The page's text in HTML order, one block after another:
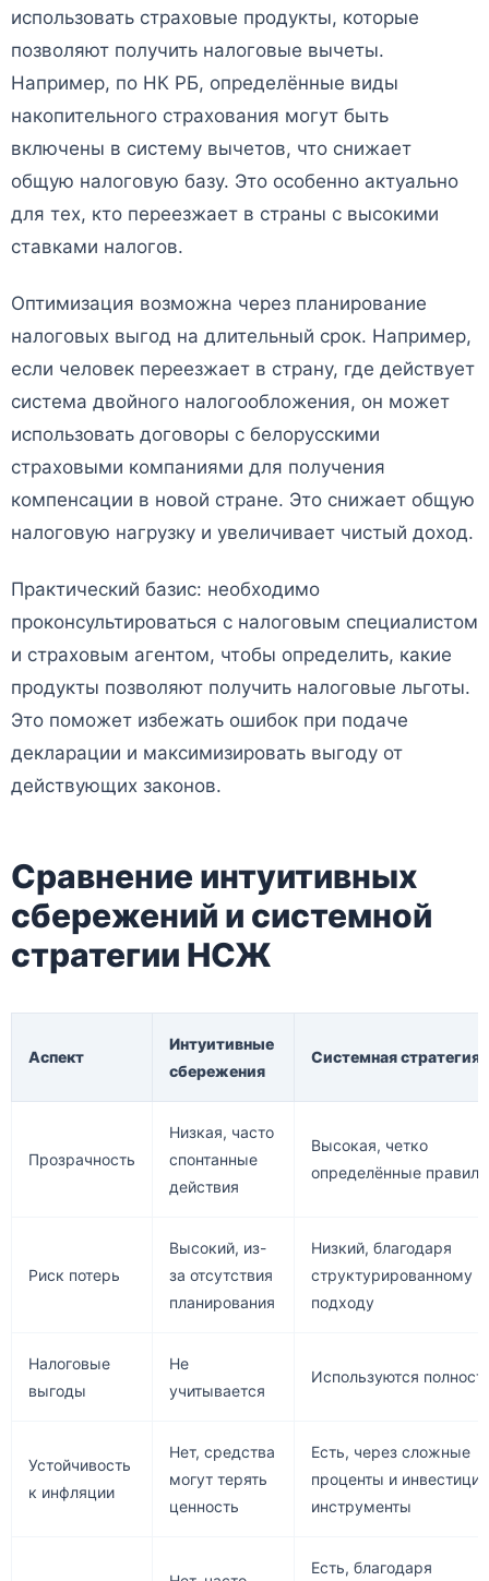
использовать страховые продукты, которые
позволяют получить налоговые вычеты.
Например, по НК РБ, определённые виды
накопительного страхования могут быть
включены в систему вычетов, что снижает
общую налоговую базу. Это особенно актуально
для тех, кто переезжает в страны с высокими
ставками налогов.
Оптимизация возможна через планирование
налоговых выгод на длительный срок. Например,
если человек переезжает в страну, где действует
система двойного налогообложения, он может
использовать договоры с белорусскими
страховыми компаниями для получения
компенсации в новой стране. Это снижает общую
налоговую нагрузку и увеличивает чистый доход.
Практический базис: необходимо
проконсультироваться с налоговым специалистом
и страховым агентом, чтобы определить, какие
продукты позволяют получить налоговые льготы.
Это поможет избежать ошибок при подаче
декларации и максимизировать выгоду от
действующих законов.
Сравнение интуитивных
сбережений и системной
стратегии НСЖ
Аспект
Интуитивные
сбережения
Системная
Прозрачность
Низкая, часто
спонтанные
действия
Высокая, четко
определённые правила
Риск потерь
Высокий, из-
за отсутствия
планирования
Низкий, благодаря
структурированному
подходу
Налоговые
выгоды
Не
учитывается
Используются
Устойчивость
к инфляции
Нет, средства
могут терять
ценность
Есть, через сложные
проценты и
инструменты
Есть, благодаря